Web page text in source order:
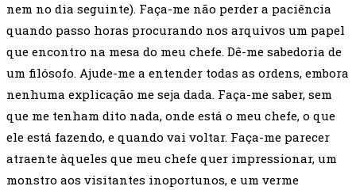
nem no dia seguinte). Faça-me não perder a paciência
quando passo horas procurando nos arquivos um papel
que encontro na mesa do meu chefe. Dê-me sabedoria de
um filósofo. Ajude-me a entender todas as ordens, embora
nenhuma explicação me seja dada. Faça-me saber, sem
que me tenham dito nada, onde está o meu chefe, o que
ele está fazendo, e quando vai voltar. Faça-me parecer
atraente àqueles que meu chefe quer impressionar, um
monstro aos visitantes inoportunos, e um verme